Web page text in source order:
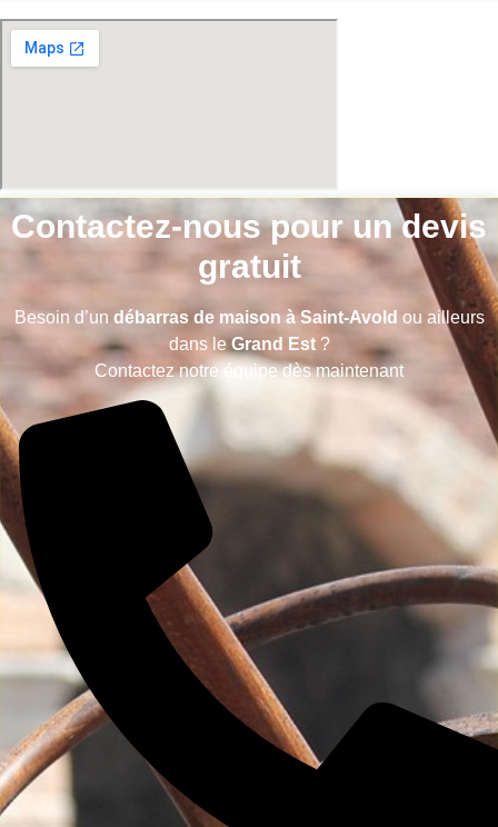
Contactez-nous pour un devis
gratuit
Besoin d’un débarras de maison à Saint-Avold ou ailleurs
dans leGrand Est?
Contactez notre équipe dès maintenant